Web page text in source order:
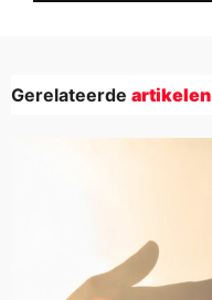
Gerelateerde artikelen